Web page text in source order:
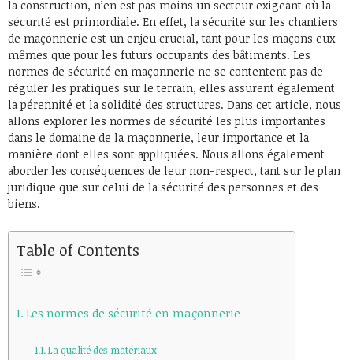
la construction, n’en est pas moins un secteur exigeant où la
sécurité est primordiale. En effet, la sécurité sur les chantiers
de maçonnerie est un enjeu crucial, tant pour les maçons eux-
mêmes que pour les futurs occupants des bâtiments. Les
normes de sécurité en maçonnerie ne se contentent pas de
réguler les pratiques sur le terrain, elles assurent également
la pérennité et la solidité des structures. Dans cet article, nous
allons explorer les normes de sécurité les plus importantes
dans le domaine de la maçonnerie, leur importance et la
manière dont elles sont appliquées. Nous allons également
aborder les conséquences de leur non-respect, tant sur le plan
juridique que sur celui de la sécurité des personnes et des
biens.
Table of Contents
Les normes de sécurité en maçonnerie
La qualité des matériaux